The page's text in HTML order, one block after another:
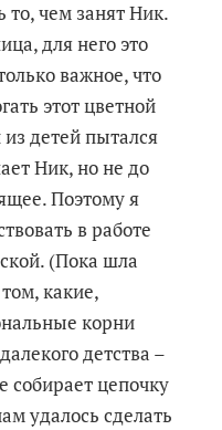
то, чем занят Ник.
для него это
важное, что
этот цветной
детей пытался
Ник, но не до
Поэтому я
в работе
(Пока шла
какие,
корни
детства –
собирает цепочку
удалось сделать